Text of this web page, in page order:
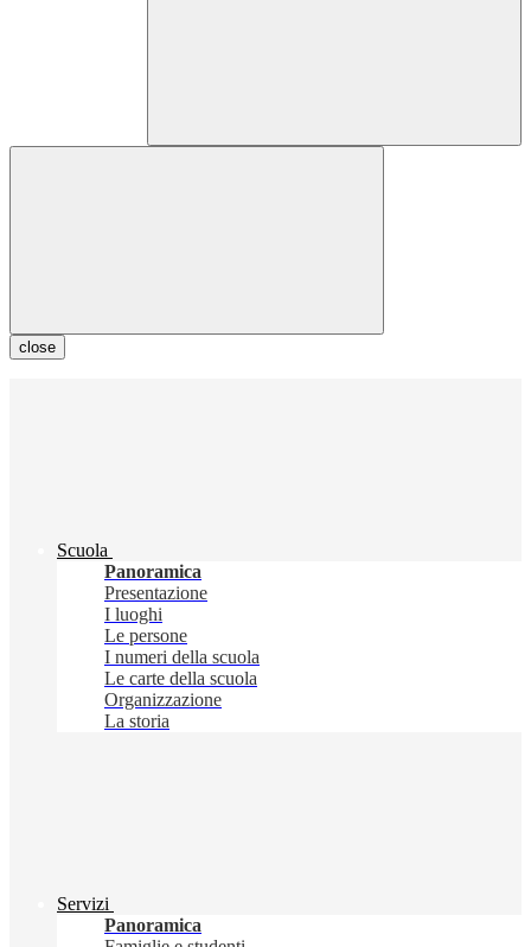
close
Scuola
Panoramica
Presentazione
I luoghi
Le persone
I numeri della scuola
Le carte della scuola
Organizzazione
La storia
Servizi
Panoramica